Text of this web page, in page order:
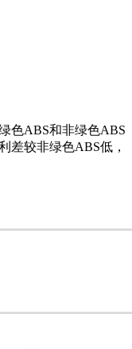
色ABS和非绿色ABS
差较非绿色ABS低，